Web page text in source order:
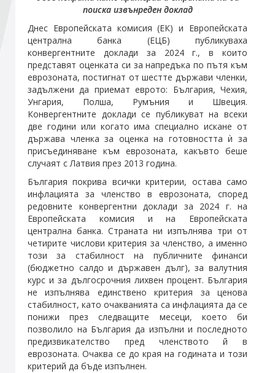
Абонирайте се!
поиска извънреден доклад
Днес Европейската комисия (ЕК) и Европейската
централна банка (ЕЦБ) публикуваха
конвергентните доклади за 2024 г., в които
представят оценката си за напредъка по пътя към
еврозоната, постигнат от шестте държави членки,
задължени да приемат еврото: България, Чехия,
Унгария, Полша, Румъния и Швеция.
Конвергентните доклади се публикуват на всеки
две години или когато има специално искане от
държава членка за оценка на готовността ѝ за
присъединяване към еврозоната, какъвто беше
случаят с Латвия през 2013 година.
България покрива всички критерии, остава само
инфлацията за членство в еврозоната, според
редовните конвергентни доклади за 2024 г. на
Европейската комисия и на Европейската
централна банка. Страната ни изпълнява три от
четирите числови критерия за членство, а именно
този за стабилност на публичните финанси
(бюджетно салдо и държавен дълг), за валутния
курс и за дългосрочния лихвен процент. България
не изпълнява единствено критерия за ценова
стабилност, като очакванията са инфлацията да се
понижи през следващите месеци, което би
позволило на България да изпълни и последното
предизвикателство пред членството й в
еврозоната. Очаква се до края на годината и този
критерий да бъде изпълнен.